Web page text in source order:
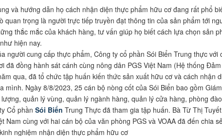
và hướng dẫn họ cách nhận diện thực phẩm hữu cơ đang rất phổ
quan trọng là người trực tiếp truyền đạt thông tin của sản phẩm tới
thắc mắc của khách hàng, tư vấn giúp họ biết cách lựa chọn sản
hiện nay.
người cung cấp thực phẩm, Công ty cổ phần Sói Biển Trung thực với
đã đồng hành sát cánh cùng nông dân PGS Việt Nam (Hệ thống
qua, đã tổ chức tập huấn kiến thức sản xuất hữu cơ và cách nhận
mình. Ngày 8/8/2023, 25 cán bộ nòng cốt của Sói Biển bao gồm
quản lý vùng, quản lý ngành hàng, quản lý cửa hàng, phòng
Cổ phần Sói Biển Trung Thực đã tham gia tập huấn. Bà Từ Thị Tuyết
Nam cùng với hai cán bộ của văn phòng PGS và VOAA đã đến chia
nghiệm nhận diện thực phẩm hữu cơ